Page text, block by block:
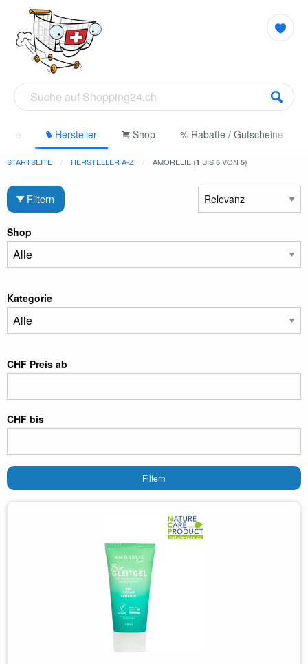
Hersteller Shop % Rabatte / Gutscheine
STARTSEITE HERSTELLER A-Z AMORELIE (1 BIS 5 VON 5)
Filtern
Shop
Kategorie
CHF Preis ab
CHF bis
Filtern